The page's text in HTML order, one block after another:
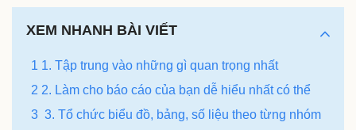
XEM NHANH BÀI VIẾT
1 1. Tập trung vào những gì quan trọng nhất
2 2. Làm cho báo cáo của bạn dễ hiểu nhất có thể
3 3. Tổ chức biểu đồ, bảng, số liệu theo từng nhóm